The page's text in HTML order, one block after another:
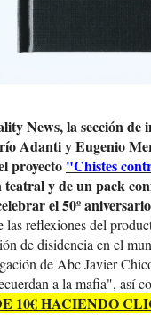
News, la sección
Adanti y Eugenio
proyecto "Chistes
teatral y de un pack
el 50º
las reflexiones del
de disidencia en el
de Abc Javier
a la mafia", así
10€ HACIENDO